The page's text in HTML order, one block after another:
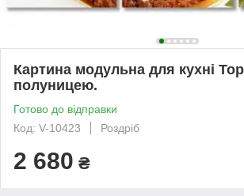
Картина модульна для кухні
полуницею.
Готово до відправки
Код: V-10423
Роздріб
2 680 ₴